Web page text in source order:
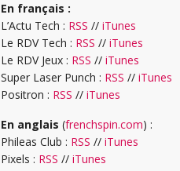
En français :
L’Actu Tech : RSS // iTunes
Le RDV Tech : RSS // iTunes
Le RDV Jeux : RSS // iTunes
Super Laser Punch : RSS // iTunes
Positron : RSS // iTunes
En anglais (frenchspin.com) :
Phileas Club : RSS // iTunes
Pixels : RSS // iTunes